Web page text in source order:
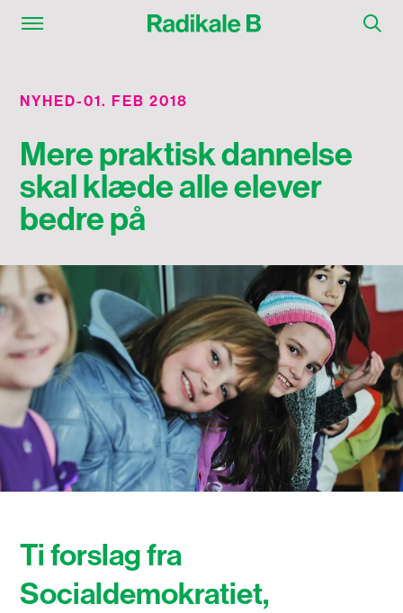
NYHED-01. FEB 2018
Mere praktisk dannelse
skal klæde alle elever
bedre på
Ti forslag fra
Socialdemokratiet,